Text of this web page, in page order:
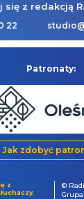
się z redakcją
22
Patronaty:
Jak zdobyć
z
©